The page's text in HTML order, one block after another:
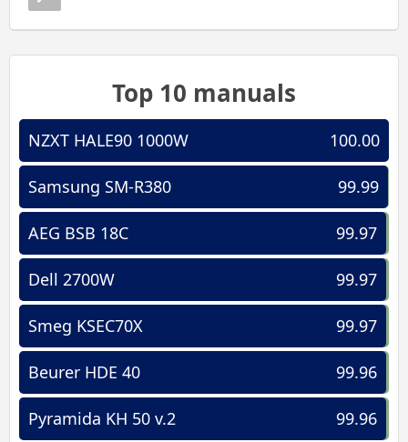
Top 10 manuals
100.00
NZXT HALE90 1000W
99.99
Samsung SM-R380
99.97
AEG BSB 18C
99.97
Dell 2700W
99.97
Smeg KSEC70X
99.96
Beurer HDE 40
99.96
Pyramida KH 50 v.2